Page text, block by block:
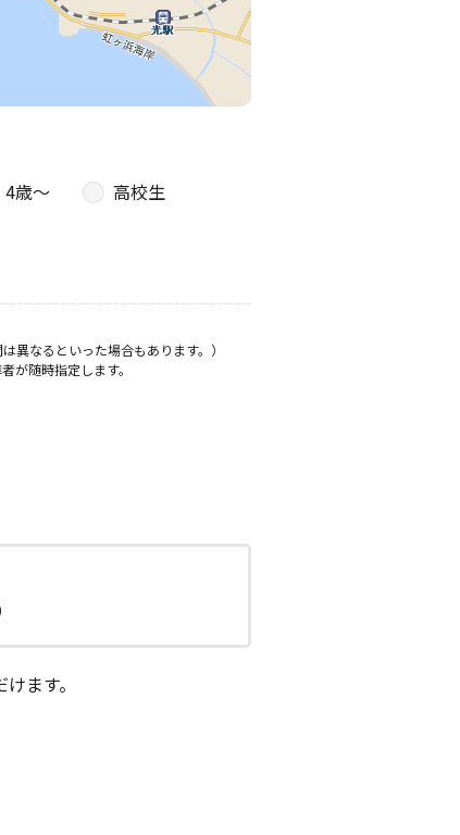
4歳〜
高校生
異なるといった場合もあります。）
が随時指定します。
ます。